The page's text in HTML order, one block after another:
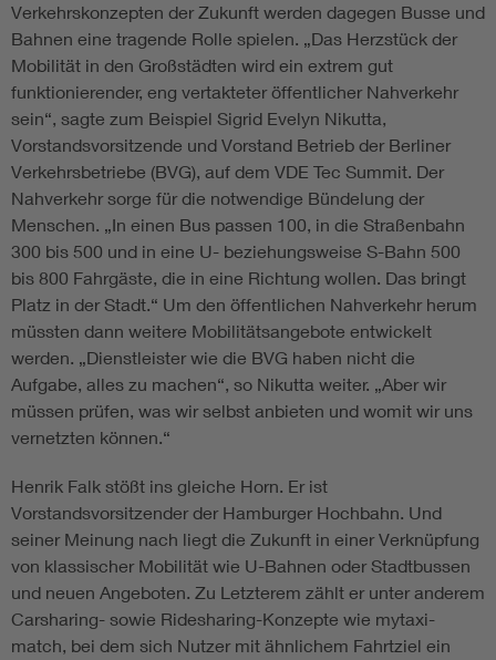
Verkehrskonzepten der Zukunft werden dagegen Busse und
Bahnen eine tragende Rolle spielen. „Das Herzstück der
Mobilität in den Großstädten wird ein extrem gut
funktionierender, eng vertakteter öffentlicher Nahverkehr
sein“, sagte zum Beispiel Sigrid Evelyn Nikutta,
Vorstandsvorsitzende und Vorstand Betrieb der Berliner
Verkehrsbetriebe (BVG), auf dem VDE Tec Summit. Der
Nahverkehr sorge für die notwendige Bündelung der
Menschen. „In einen Bus passen 100, in die Straßenbahn
300 bis 500 und in eine U- beziehungsweise S-Bahn 500
bis 800 Fahrgäste, die in eine Richtung wollen. Das bringt
Platz in der Stadt.“ Um den öffentlichen Nahverkehr herum
müssten dann weitere Mobilitätsangebote entwickelt
werden. „Dienstleister wie die BVG haben nicht die
Aufgabe, alles zu machen“, so Nikutta weiter. „Aber wir
müssen prüfen, was wir selbst anbieten und womit wir uns
vernetzten können.“
Henrik Falk stößt ins gleiche Horn. Er ist
Vorstandsvorsitzender der Hamburger Hochbahn. Und
seiner Meinung nach liegt die Zukunft in einer Verknüpfung
von klassischer Mobilität wie U-Bahnen oder Stadtbussen
und neuen Angeboten. Zu Letzterem zählt er unter anderem
Carsharing- sowie Ridesharing-Konzepte wie mytaxi-
match, bei dem sich Nutzer mit ähnlichem Fahrtziel ein